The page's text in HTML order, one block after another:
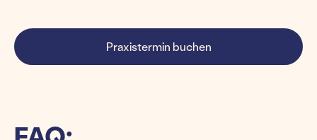
Praxistermin buchen